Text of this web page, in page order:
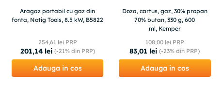
Aragaz portabil cu gaz din
fonta, Notig Tools, 8.5 kW, B5822
254,61 lei PRP
201,14 lei (-21%din PRP)
Adauga in cos
Doza, cartus, gaz, 30% propan
70% butan, 330 g, 600
ml, Kemper
108,00lei PRP
83,01 lei (-23% din PRP)
Adauga in cos